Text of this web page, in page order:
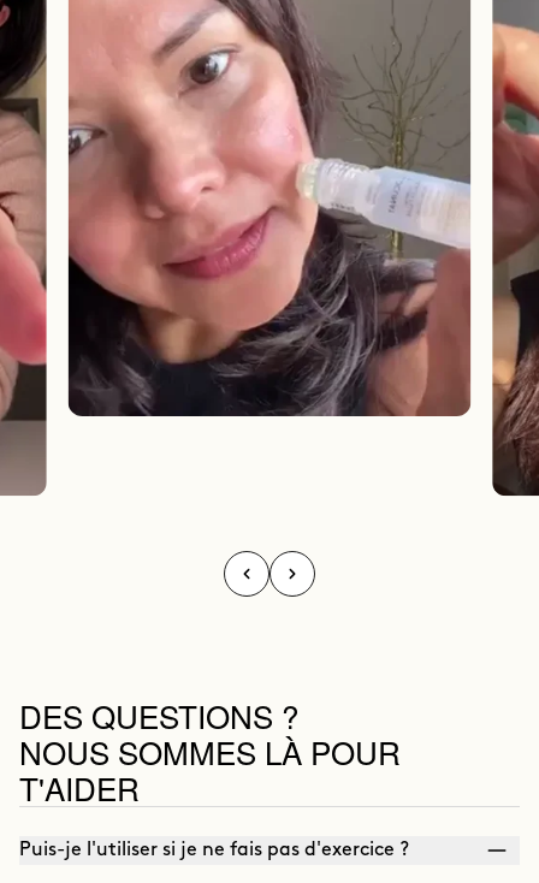
DES QUESTIONS ?
NOUS SOMMES LÀ POUR
T'AIDER
Puis-je l'utiliser si je ne fais pas d'exercice ?